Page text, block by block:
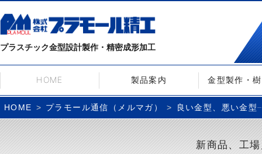
プラスチック金型設計製作・精密成形加工
HOME 製品案内 金型製作・
HOME プラモール通信（メルマガ） 良い金型、悪い金
新商品、工